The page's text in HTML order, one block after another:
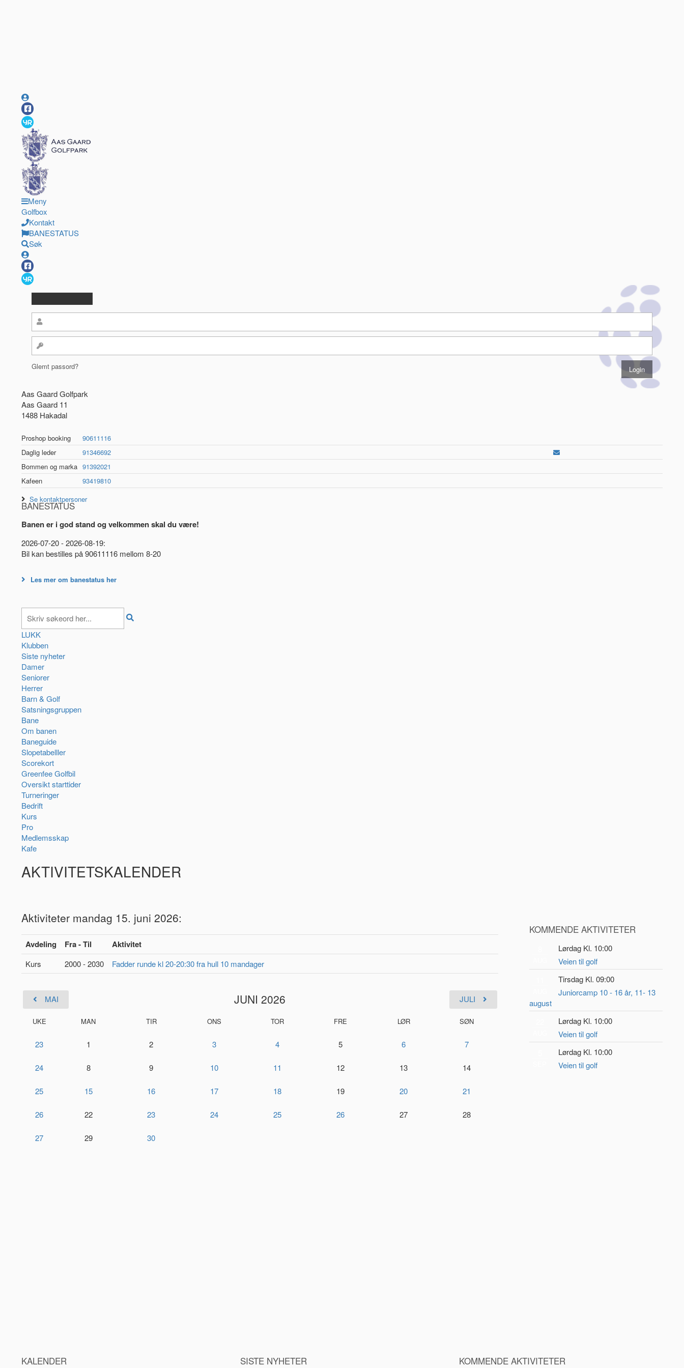
Meny
Golfbox
Kontakt
BANESTATUS
Søk
Glemt passord?
Aas Gaard Golfpark
Aas Gaard 11
1488 Hakadal
Proshop booking
90611116
Daglig leder
91346692
Bommen og marka 91392021
Kafeen
93419810
Se kontaktpersoner
BANESTATUS
Banen er i god stand og velkommen skal du være!
2026-07-20 - 2026-08-19:
Bil kan bestilles på 90611116 mellom 8-20
Les mer om banestatus her
LUKK
Klubben
Siste nyheter
Damer
Seniorer
Herrer
Barn & Golf
Satsningsgruppen
Bane
Om banen
Baneguide
Slopetabelller
Scorekort
Greenfee Golfbil
Oversikt starttider
Turneringer
Bedrift
Kurs
Pro
Medlemsskap
Kafe
AKTIVITETSKALENDER
Aktiviteter mandag 15. juni 2026:
Avdeling Fra - Til Aktivitet
Kurs 2000 - 2030 Fadder runde kl 20-20:30 fra hull 10 mandager
MAI JULI
JUNI 2026
UKE MAN TIR ONS TOR FRE LØR SØN
23 1 2 3 4 5 6 7
24 8 9 10 11 12 13 14
25 15 16 17 18 19 20 21
26 22 23 24 25 26 27 28
27 29 30
KOMMENDE AKTIVITETER
Lørdag Kl. 10:00
Veien til golf
Tirsdag Kl. 09:00
Juniorcamp 10 - 16 år, 11- 13
august
Lørdag Kl. 10:00
Veien til golf
Lørdag Kl. 10:00
Veien til golf
KALENDER SISTE NYHETER KOMMENDE AKTIVITETER